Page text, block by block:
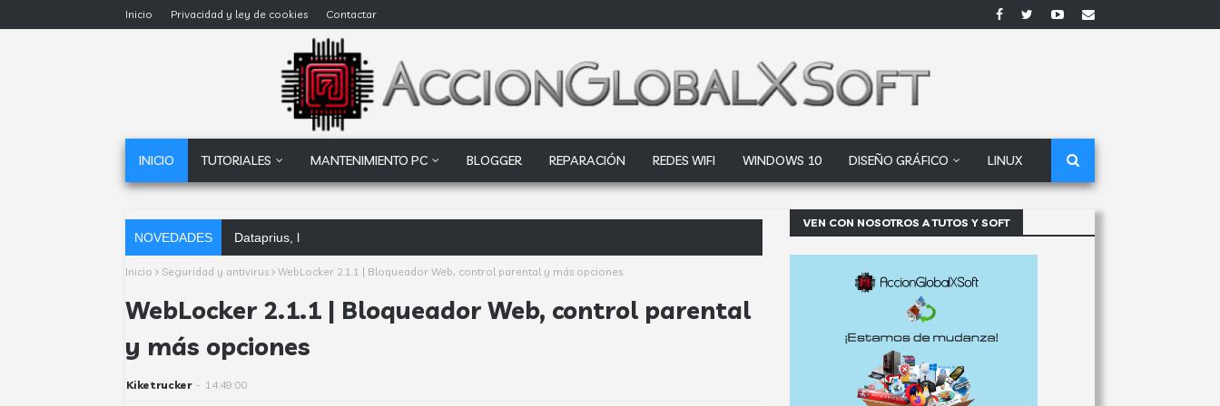
Inicio Privacidad y ley de cookies Contactar
INICIO TUTORIALES MANTENIMIENTO PC BLOGGER REPARACIÓN REDES WIFI WINDOWS 10 DISEÑO GRÁFICO LINUX
NOVEDADES Dataprius, la alternativa a Google Drive y Dro
Inicio Seguridad y antivirus WebLocker 2.1.1 | Bloqueador Web, control parental y más opciones
WebLocker 2.1.1 | Bloqueador Web, control parental
y más opciones
Kiketrucker - 14:49:00
VEN CON NOSOTROS A TUTOS Y SOFT